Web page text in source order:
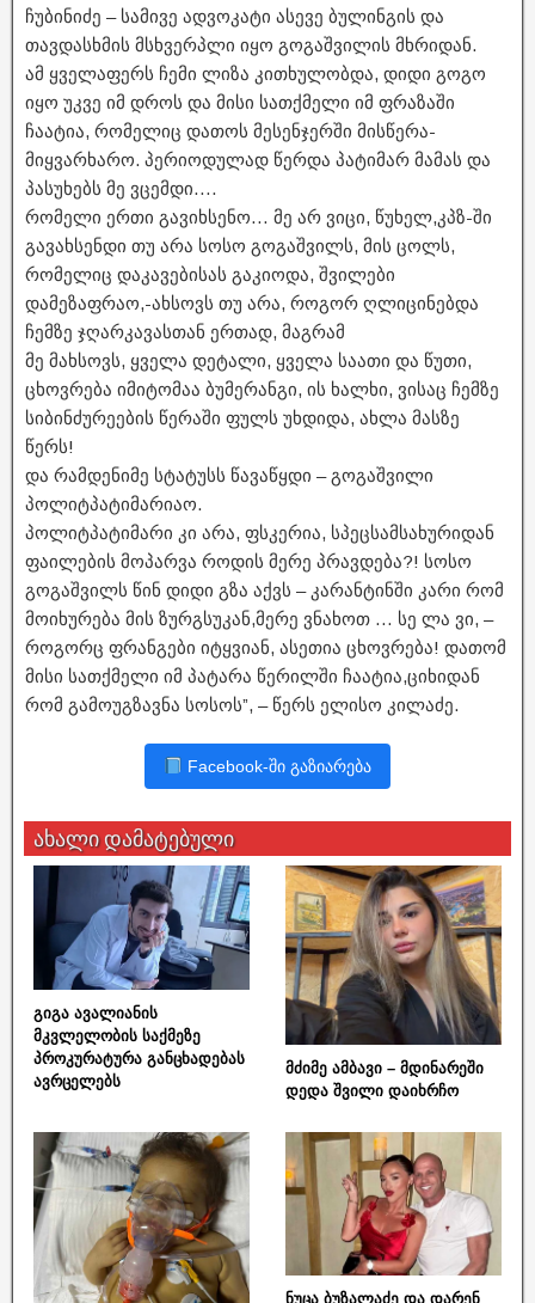
ჩუბინიძე – სამივე ადვოკატი ასევე ბულინგის და
თავდასხმის მსხვერპლი იყო გოგაშვილის მხრიდან.
ამ ყველაფერს ჩემი ლიზა კითხულობდა, დიდი გოგო
იყო უკვე იმ დროს და მისი სათქმელი იმ ფრაზაში
ჩაატია, რომელიც დათოს მესენჯერში მისწერა-
მიყვარხარო. პერიოდულად წერდა პატიმარ მამას და
პასუხებს მე ვცემდი….
რომელი ერთი გავიხსენო… მე არ ვიცი, წუხელ,კპზ-ში
გავახსენდი თუ არა სოსო გოგაშვილს, მის ცოლს,
რომელიც დაკავებისას გაკიოდა, შვილები
დამეზაფრაო,-ახსოვს თუ არა, როგორ ღლიცინებდა
ჩემზე ჯღარკავასთან ერთად, მაგრამ
მე მახსოვს, ყველა დეტალი, ყველა საათი და წუთი,
ცხოვრება იმიტომაა ბუმერანგი, ის ხალხი, ვისაც ჩემზე
სიბინძურეების წერაში ფულს უხდიდა, ახლა მასზე
წერს!
და რამდენიმე სტატუსს წავაწყდი – გოგაშვილი
პოლიტპატიმარიაო.
პოლიტპატიმარი კი არა, ფსკერია, სპეცსამსახურიდან
ფაილების მოპარვა როდის მერე პრავდება?! სოსო
გოგაშვილს წინ დიდი გზა აქვს – კარანტინში კარი რომ
მოიხურება მის ზურგსუკან,მერე ვნახოთ … სე ლა ვი, –
როგორც ფრანგები იტყვიან, ასეთია ცხოვრება! დათომ
მისი სათქმელი იმ პატარა წერილში ჩაატია,ციხიდან
რომ გამოუგზავნა სოსოს”, – წერს ელისო კილაძე.
Facebook-ში გაზიარება
ახალი დამატებული
გიგა ავალიანის
მკვლელობის საქმეზე
პროკურატურა განცხადებას
ავრცელებს
მძიმე ამბავი – მდინარეში
დედა შვილი დაიხრჩო
ნუცა ბუზალაძე და დარენ